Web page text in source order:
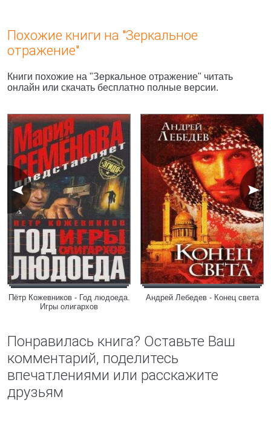
Похожие книги на "Зеркальное
отражение"
Книги похожие на "Зеркальное отражение" читать
онлайн или скачать бесплатно полные версии.
Пётр Кожевников - Год людоеда.
Игры олигархов
Андрей Лебедев - Конец света
Понравилась книга? Оставьте Ваш
комментарий, поделитесь
впечатлениями или расскажите
друзьям